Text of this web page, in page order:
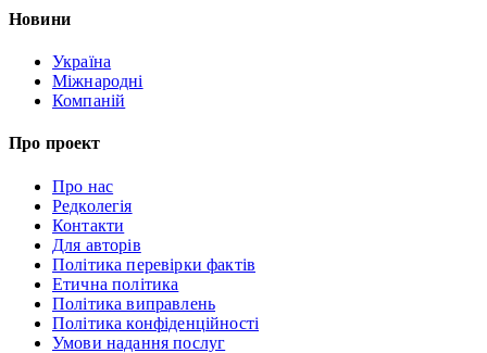
Новини
Україна
Міжнародні
Компаній
Про проект
Про нас
Редколегія
Контакти
Для авторів
Політика перевірки фактів
Етична політика
Політика виправлень
Політика конфіденційності
Умови надання послуг